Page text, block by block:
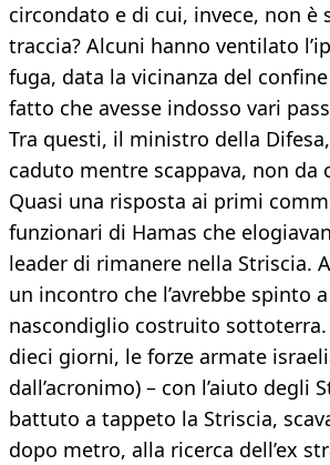
circondato e di cui, invece, non è
traccia? Alcuni hanno ventilato
fuga, data la vicinanza del
fatto che avesse indosso vari
Tra questi, il ministro della Difesa,
caduto mentre scappava, non da
Quasi una risposta ai primi
funzionari di Hamas che
leader di rimanere nella Striscia.
un incontro che l’avrebbe spinto
nascondiglio costruito sottoterra.
dieci giorni, le forze armate
dall’acronimo) – con l’aiuto degli
battuto a tappeto la Striscia,
dopo metro, alla ricerca dell’ex